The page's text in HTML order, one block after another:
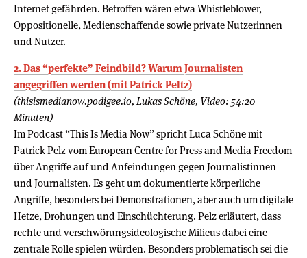
Internet gefährden. Betroffen wären etwa Whistleblower,
Oppositionelle, Medienschaffende sowie private Nutzerinnen
und Nutzer.
2. Das “perfekte” Feindbild? Warum Journalisten
angegriffen werden (mit Patrick Peltz)
(thisismedianow.podigee.io, Lukas Schöne, Video: 54:20
Minuten)
Im Podcast “This Is Media Now” spricht Luca Schöne mit
Patrick Pelz vom European Centre for Press and Media Freedom
über Angriffe auf und Anfeindungen gegen Journalistinnen
und Journalisten. Es geht um dokumentierte körperliche
Angriffe, besonders bei Demonstrationen, aber auch um digitale
Hetze, Drohungen und Einschüchterung. Pelz erläutert, dass
rechte und verschwörungsideologische Milieus dabei eine
zentrale Rolle spielen würden. Besonders problematisch sei die